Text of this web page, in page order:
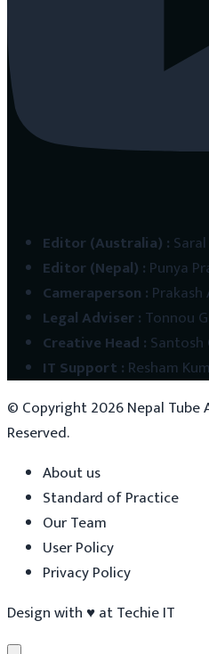
Editor (Australia) :
Editor (Nepal) : Punya
Cameraperson :
Legal Adviser: Tonnou
Creative Head : Santosh
IT Support : Resham
© Copyright2026Nepal Tube
Reserved.
About us
Standard of Practice
Our Team
User Policy
Privacy Policy
Design with ♥atTechie IT